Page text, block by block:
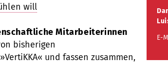
will
Mitarbeiterinnen
bisherigen
und fassen zusammen,
E-